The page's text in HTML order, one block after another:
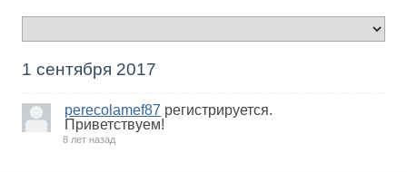
1 сентября 2017
perecolamef87 регистрируется.
Приветствуем!
8 лет назад